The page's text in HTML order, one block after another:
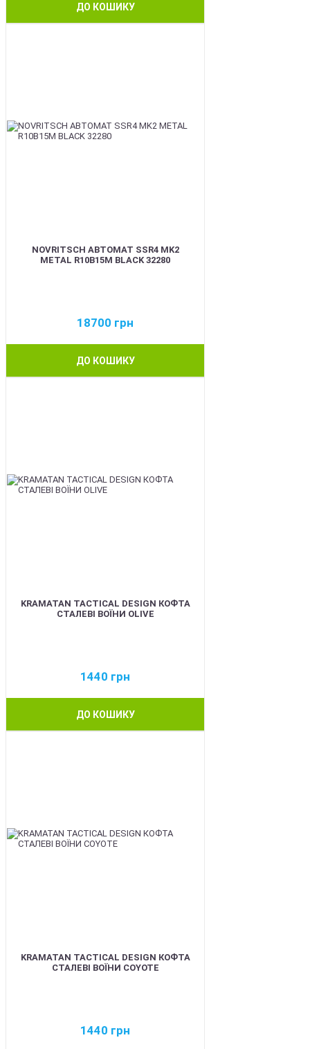
ДО КОШИКУ
NOVRITSCH АВТОМАТ SSR4 MK2
METAL R10B15M BLACK 32280
18700 грн
ДО КОШИКУ
KRAMATAN TACTICAL DESIGN КОФТА
СТАЛЕВІ ВОЇНИ OLIVE
1440 грн
ДО КОШИКУ
KRAMATAN TACTICAL DESIGN КОФТА
СТАЛЕВІ ВОЇНИ COYOTE
1440 грн